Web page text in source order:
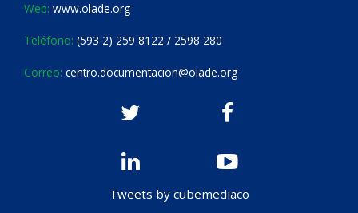
Web: www.olade.org
Teléfono: (593 2) 259 8122 / 2598 280
Correo: centro.documentacion@olade.org
Tweets by cubemediaco